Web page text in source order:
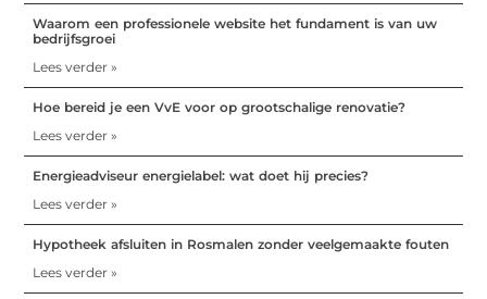
Waarom een professionele website het fundament is van uw
bedrijfsgroei
Lees verder »
Hoe bereid je een VvE voor op grootschalige renovatie?
Lees verder »
Energieadviseur energielabel: wat doet hij precies?
Lees verder »
Hypotheek afsluiten in Rosmalen zonder veelgemaakte fouten
Lees verder »